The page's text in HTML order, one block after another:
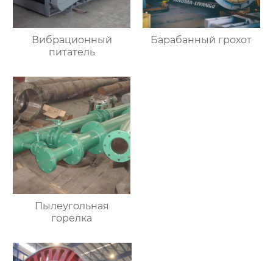
Вибрационный
питатель
Барабанный грохот
Пылеугольная
горелка